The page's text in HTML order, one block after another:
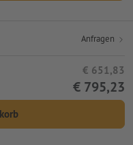
Anfragen
€ 651,83
€ 795,23